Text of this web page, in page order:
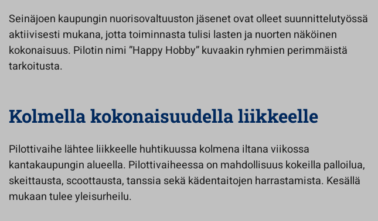
Seinäjoen kaupungin nuorisovaltuuston jäsenet ovat olleet suunnittelutyössä
aktiivisesti mukana, jotta toiminnasta tulisi lasten ja nuorten näköinen
kokonaisuus. Pilotin nimi ”Happy Hobby” kuvaakin ryhmien perimmäistä
tarkoitusta.
Kolmella kokonaisuudella liikkeelle
Pilottivaihe lähtee liikkeelle huhtikuussa kolmena iltana viikossa
kantakaupungin alueella. Pilottivaiheessa on mahdollisuus kokeilla palloilua,
skeittausta, scoottausta, tanssia sekä kädentaitojen harrastamista. Kesällä
mukaan tulee yleisurheilu.